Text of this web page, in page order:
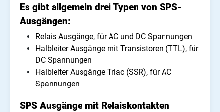
Es gibt allgemein drei Typen von SPS-
Ausgängen:
Relais Ausgänge, für AC und DC Spannungen
Halbleiter Ausgänge mit Transistoren (TTL), für
DC Spannungen
Halbleiter Ausgänge Triac (SSR), für AC
Spannungen
SPS Ausgänge mit Relaiskontakten